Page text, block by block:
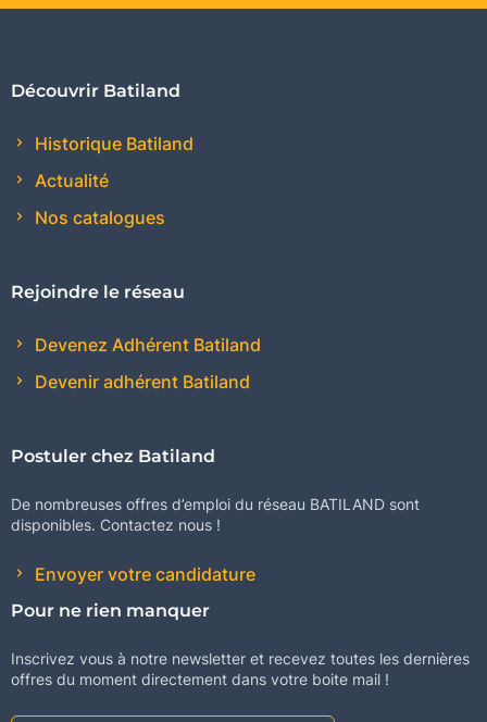
Découvrir Batiland
Historique Batiland
Actualité
Nos catalogues
Rejoindre le réseau
Devenez Adhérent Batiland
Devenir adhérent Batiland
Postuler chez Batiland
De nombreuses offres d’emploi du réseau BATILAND sont
disponibles. Contactez nous !
Envoyer votre candidature
Pour ne rien manquer
Inscrivez vous à notre newsletter et recevez toutes les dernières
offres du moment directement dans votre boite mail !